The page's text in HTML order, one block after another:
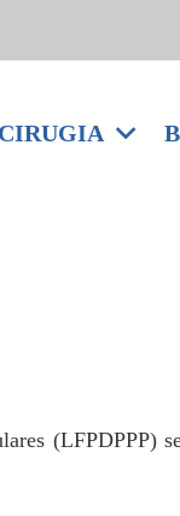
(LFPDPPP)